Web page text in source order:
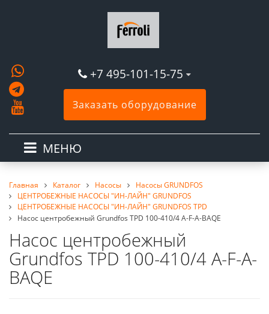
+7 495-101-15-75
Заказать оборудование
МЕНЮ
Главная Каталог Насосы
Насосы GRUNDFOS
ЦЕНТРОБЕЖНЫЕ НАСОСЫ "ИН-ЛАЙН" GRUNDFOS
ЦЕНТРОБЕЖНЫЕ НАСОСЫ "ИН-ЛАЙН" GRUNDFOS TPD
Насос центробежный Grundfos TPD 100-410/4 A-F-A-BAQE
Насос центробежный
Grundfos TPD 100-410/4 A-F-A-
BAQE